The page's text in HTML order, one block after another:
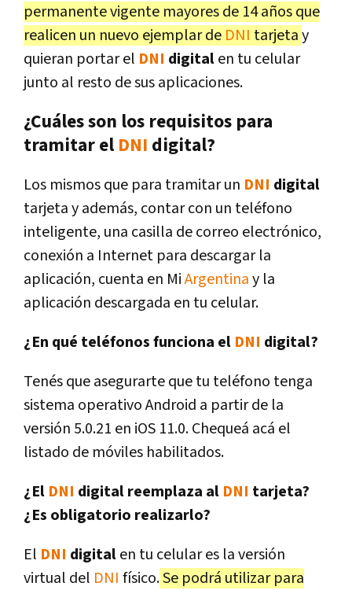
permanente vigente mayores de 14 años que
realicen un nuevo ejemplar de DNI tarjetay
quieran portar el DNI digitalen tu celular
junto al resto de sus aplicaciones.
¿Cuáles son los requisitos para
tramitar el DNI digital?
Los mismos que para tramitar un DNI digital
tarjeta y además, contar con un teléfono
inteligente, una casilla de correo electrónico,
conexión a Internet para descargar la
aplicación, cuenta en MiArgentinay la
aplicación descargada en tu celular.
¿En qué teléfonos funciona el DNI digital?
Tenés que asegurarte que tu teléfono tenga
sistema operativo Android a partir de la
versión 5.0.21 en iOS 11.0. Chequeá acá el
listado de móviles habilitados.
¿El DNI digital reemplaza al DNI tarjeta?
¿Es obligatorio realizarlo?
El DNI digitalen tu celular es la versión
virtual del DNI físico.Se podrá utilizar para